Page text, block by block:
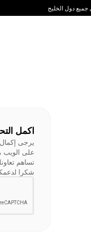
اكمل
يرجى
على الويب
تساهم
شكرا